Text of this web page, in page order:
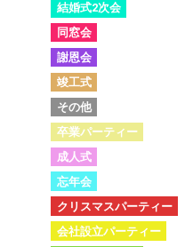
結婚式2次会
同窓会
謝恩会
竣工式
その他
卒業パーティー
成人式
忘年会
クリスマスパーティー
会社設立パーティー